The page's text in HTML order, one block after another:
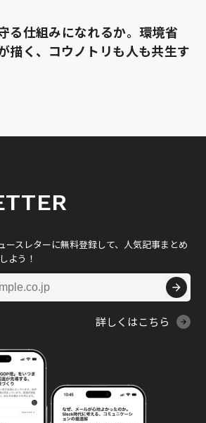
る仕組みになれるか。環境省
描く、コウノトリも人も共生す
ースレターに無料登録して、人気記事まとめ
よう！
詳しくはこちら